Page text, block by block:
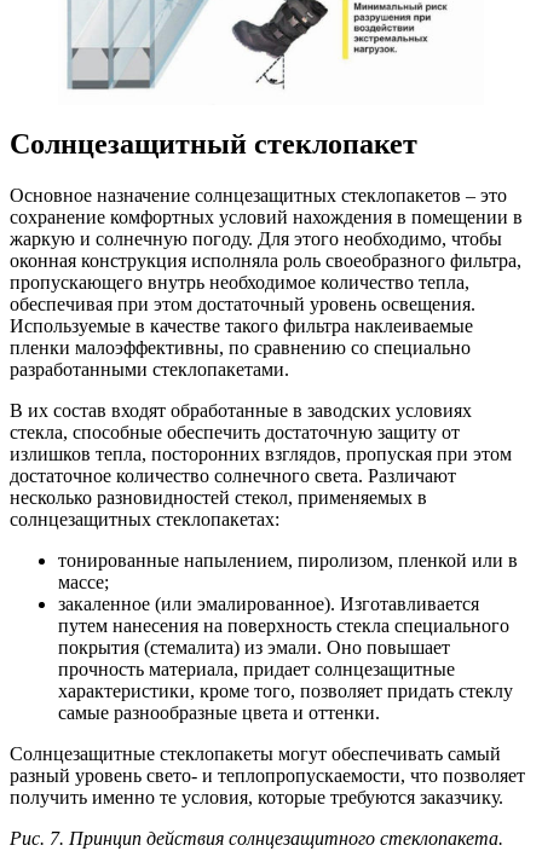
Солнцезащитный стеклопакет
Основное назначение солнцезащитных стеклопакетов – это
сохранение комфортных условий нахождения в помещении в
жаркую и солнечную погоду. Для этого необходимо, чтобы
оконная конструкция исполняла роль своеобразного фильтра,
пропускающего внутрь необходимое количество тепла,
обеспечивая при этом достаточный уровень освещения.
Используемые в качестве такого фильтра наклеиваемые
пленки малоэффективны, по сравнению со специально
разработанными стеклопакетами.
В их состав входят обработанные в заводских условиях
стекла, способные обеспечить достаточную защиту от
излишков тепла, посторонних взглядов, пропуская при этом
достаточное количество солнечного света. Различают
несколько разновидностей стекол, применяемых в
солнцезащитных стеклопакетах:
тонированные напылением, пиролизом, пленкой или в
массе;
закаленное (или эмалированное). Изготавливается
путем нанесения на поверхность стекла специального
покрытия (стемалита) из эмали. Оно повышает
прочность материала, придает солнцезащитные
характеристики, кроме того, позволяет придать стеклу
самые разнообразные цвета и оттенки.
Солнцезащитные стеклопакеты могут обеспечивать самый
разный уровень свето- и теплопропускаемости, что позволяет
получить именно те условия, которые требуются заказчику.
Рис. 7. Принцип действия солнцезащитного стеклопакета.